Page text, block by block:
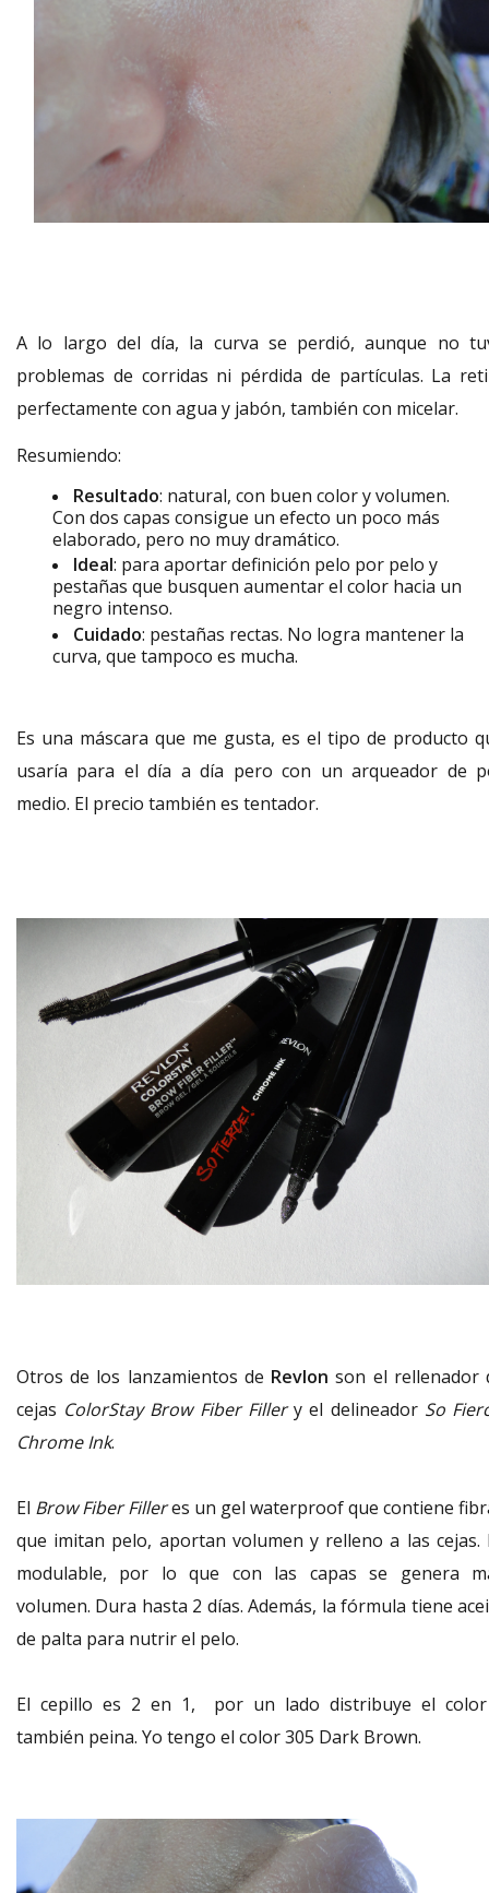
A lo largo del día, la curva se perdió, aunque no
problemas de corridas ni pérdida de partículas. La
perfectamente con agua y jabón, también con micelar.
Resumiendo:
Resultado: natural, con buen color y volumen.
Con dos capas consigue un efecto un poco más
elaborado, pero no muy dramático.
Ideal: para aportar definición pelo por pelo y
pestañas que busquen aumentar el color hacia un
negro intenso.
Cuidado: pestañas rectas. No logra mantener la
curva, que tampoco es mucha.
Es una máscara que me gusta, es el tipo de producto
usaría para el día a día pero con un arqueador de
medio. El precio también es tentador.
Otros de los lanzamientos de Revlon son el rellenador
cejas ColorStay Brow Fiber Fillery el delineador So
Chrome Ink.
El Brow Fiber Filleres un gel waterproof que contiene
que imitan pelo, aportan volumen y relleno a las cejas.
modulable, por lo que con las capas se genera
volumen. Dura hasta 2 días. Además, la fórmula tiene
de palta para nutrir el pelo.
El cepillo es 2 en 1, por un lado distribuye el
también peina. Yo tengo el color 305 Dark Brown.